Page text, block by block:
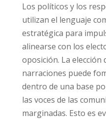
Los políticos y los
utilizan el lenguaje
estratégica para
alinearse con los
oposición. La
narraciones puede
dentro de una base
las voces de las
marginadas. Esto es